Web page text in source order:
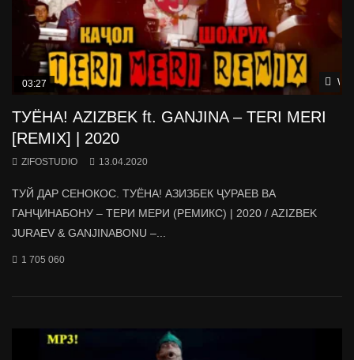
03:27
ТУЁНА! AZIZBEK ft. GANJINA – TERI MERI
[REMIX] | 2020
ZIFOSTUDIO 13.04.2020
ТУЙ ДАР СЕНОКОС. ТУЁНА! АЗИЗБЕК ҶУРАЕВ ВА
ГАНҶИНАБОНУ – ТЕРИ МЕРИ (РЕМИКС) | 2020 / AZIZBEK
JURAEV & GANJINABONU –...
1 705 060